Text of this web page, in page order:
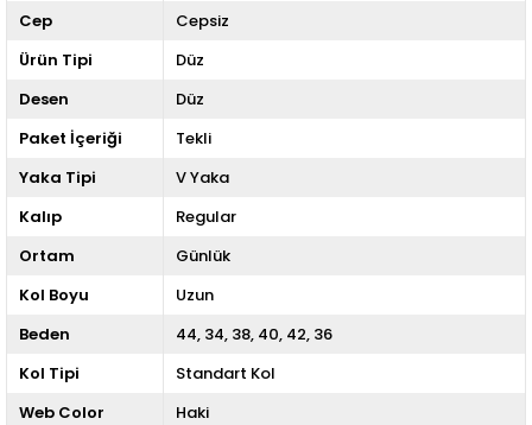
Cep
Cepsiz
Ürün Tipi
Düz
Desen
Düz
Paket İçeriği
Tekli
Yaka Tipi
V Yaka
Kalıp
Regular
Ortam
Günlük
Kol Boyu
Uzun
Beden
44 34 38 40 42 36
Kol Tipi
Standart Kol
Web Color
Haki